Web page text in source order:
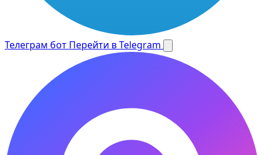
Телеграм бот Перейти в Telegram